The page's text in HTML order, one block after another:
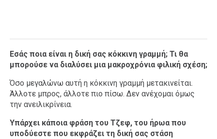
Εσάς ποια είναι η δική σας κόκκινη γραμμή; Τι θα
μπορούσε να διαλύσει μια μακροχρόνια φιλική σχέση;
Όσο μεγαλώνω αυτή η κόκκινη γραμμή μετακινείται.
Άλλοτε μπρος, άλλοτε πιο πίσω. Δεν ανέχομαι όμως
την ανειλικρίνεια.
Υπάρχει κάποια φράση του Τζεφ, του ήρωα που
υποδύεστε που εκφράζει τη δική σας στάση